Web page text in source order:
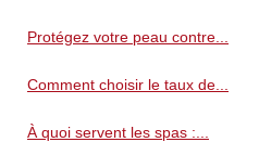
Protégez votre peau contre...
Comment choisir le taux de...
À quoi servent les spas :...